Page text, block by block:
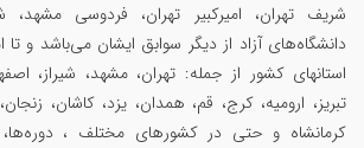
شریف تهران، امیرکبیر تهران، فردوسی
دانشگاه‌های آزاد از دیگر سوابق ایشان می‌باشد و تا
استانهای کشور از جمله: تهران، مشهد، شیراز،
تبریز، ارومیه، کرج، قم، همدان، یزد، کاشان،
کرمانشاه و حتی در کشورهای مختلف ، دوره‌ها،